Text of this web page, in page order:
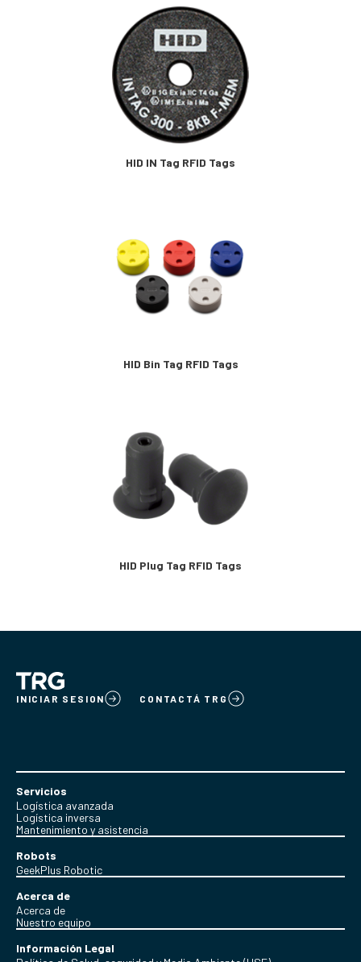
HID IN Tag RFID Tags
HID Bin Tag RFID Tags
HID Plug Tag RFID Tags
INICIAR SESION CONTACTÁ TRG
Servicios
Logística avanzada
Logística inversa
Mantenimiento y asistencia
Robots
GeekPlus Robotic
Acerca de
Acerca de
Nuestro equipo
Información Legal